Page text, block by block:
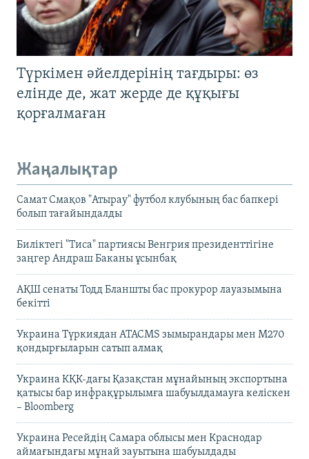
Түркімен әйелдерінің тағдыры: өз
елінде де, жат жерде де құқығы
қорғалмаған
Жаңалықтар
Самат Смақов "Атырау" футбол клубының бас бапкері
болып тағайындалды
Биліктегі "Тиса" партиясы Венгрия президенттігіне
заңгер Андраш Баканы ұсынбақ
АҚШ сенаты Тодд Бланшты бас прокурор лауазымына
бекітті
Украина Түркиядан ATACMS зымырандары мен M270
қондырғыларын сатып алмақ
Украина КҚК-дағы Қазақстан мұнайының экспортына
қатысы бар инфрақұрылымға шабуылдамауға келіскен
– Bloomberg
Украина Ресейдің Самара облысы мен Краснодар
аймағындағы мұнай зауытына шабуылдады